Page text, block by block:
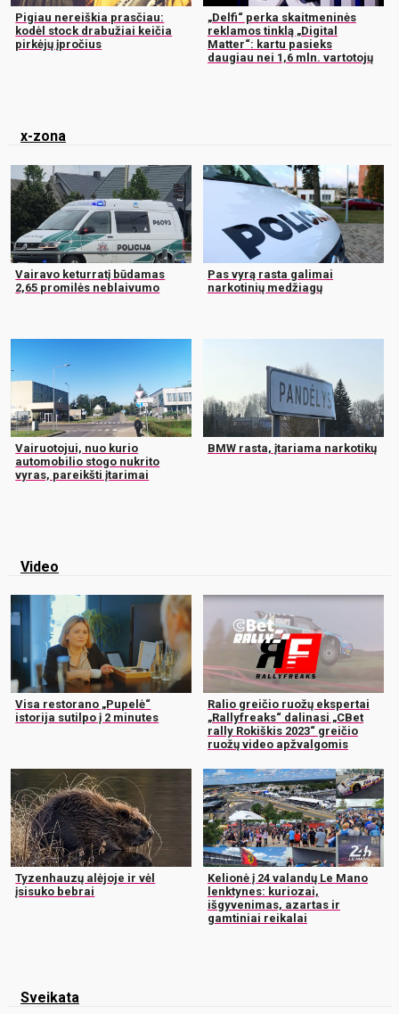
Pigiau nereiškia prasčiau:
kodėl stock drabužiai keičia
pirkėjų įpročius
„Delfi“ perka skaitmeninės
reklamos tinklą „Digital
Matter“: kartu pasieks
daugiau nei 1,6 mln. vartotojų
x-zona
Vairavo keturratį būdamas
2,65 promilės neblaivumo
Pas vyrą rasta galimai
narkotinių medžiagų
Vairuotojui, nuo kurio
automobilio stogo nukrito
vyras, pareikšti įtarimai
BMW rasta, įtariama narkotikų
Video
Visa restorano „Pupelė“
istorija sutilpo į 2 minutes
Ralio greičio ruožų ekspertai
„Rallyfreaks“ dalinasi „CBet
rally Rokiškis 2023“ greičio
ruožų video apžvalgomis
Tyzenhauzų alėjoje ir vėl
įsisuko bebrai
Kelionė į 24 valandų Le Mano
lenktynes: kuriozai,
išgyvenimas, azartas ir
gamtiniai reikalai
Sveikata